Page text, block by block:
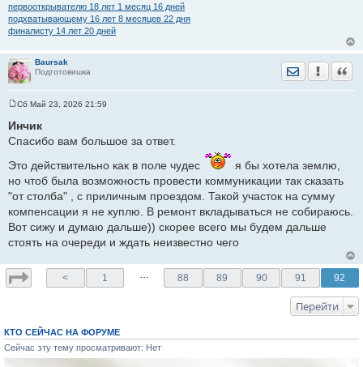
первооткрывателю 18 лет 1 месяц 16 дней
подхватывающему 16 лет 8 месяцев 22 дня
финалисту 14 лет 20 дней
Baursak
Подготовишка
Отправить
о
б
н
и
Сб Май 23, 2026 21:59
Инчик
Спасибо вам большое за ответ.
Это действительно как в поле чудес
я бы хотела землю,
но чтоб была возможность провести коммуникации так сказать
"от столба" , с приличным проездом. Такой участок на сумму
компенсации я не куплю. В ремонт вкладываться не собираюсь.
Вот сижу и думаю дальше)) скорее всего мы будем дальше
стоять на очереди и ждать неизвестно чего
< 1 … 88 89 90 91 92
Перейти
КТО СЕЙЧАС НА ФОРУМЕ
Сейчас эту тему просматривают: Нет